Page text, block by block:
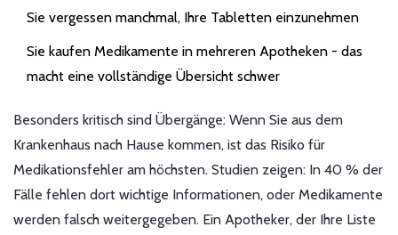
Sie vergessen manchmal, Ihre Tabletten einzunehmen
Sie kaufen Medikamente in mehreren Apotheken - das
macht eine vollständige Übersicht schwer
Besonders kritisch sind Übergänge: Wenn Sie aus dem
Krankenhaus nach Hause kommen, ist das Risiko für
Medikationsfehler am höchsten. Studien zeigen: In 40 % der
Fälle fehlen dort wichtige Informationen, oder Medikamente
werden falsch weitergegeben. Ein Apotheker, der Ihre Liste